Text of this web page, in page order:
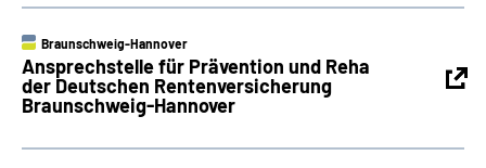
Braunschweig-Hannover
Ansprechstelle für Prävention und Reha
der Deutschen Rentenversicherung
Braunschweig-Hannover